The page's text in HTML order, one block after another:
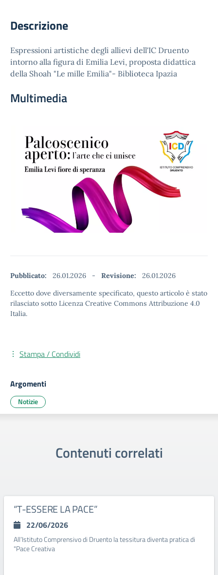
Descrizione
Espressioni artistiche degli allievi dell'IC Druento
intorno alla figura di Emilia Levi, proposta didattica
della Shoah "Le mille Emilia"- Biblioteca Ipazia
Multimedia
Pubblicato: 26.01.2026 - Revisione:
26.01.2026
Eccetto dove diversamente specificato, questo articolo è stato
rilasciato sotto Licenza Creative Commons Attribuzione 4.0
Italia.
Stampa / Condividi
Argomenti
Notizie
Contenuti correlati
“T-ESSERE LA PACE”
22/06/2026
All’Istituto Comprensivo di Druento la tessitura diventa pratica di
"Pace Creativa